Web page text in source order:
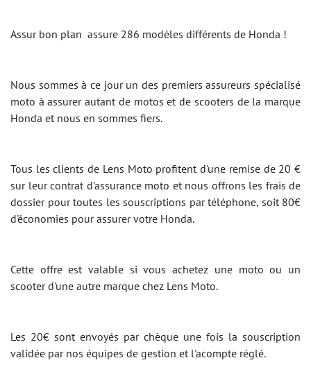
Assur bon plan assure 286 modèles différents de Honda !
Nous sommes à ce jour un des premiers assureurs spécialisé
moto à assurer autant de motos et de scooters de la marque
Honda et nous en sommes fiers.
Tous les clients de Lens Moto profitent d'une remise de 20 €
sur leur contrat d'assurance moto et nous offrons les frais de
dossier pour toutes les souscriptions par téléphone, soit 80€
d'économies pour assurer votre Honda.
Cette offre est valable si vous achetez une moto ou un
scooter d'une autre marque chez Lens Moto.
Les 20€ sont envoyés par chèque une fois la souscription
validée par nos équipes de gestion et l'acompte réglé.